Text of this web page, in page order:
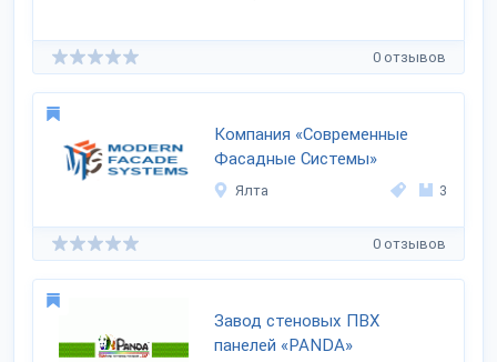
0 отзывов
Компания «Современные
Фасадные Системы»
Ялта 3
0 отзывов
Завод стеновых ПВХ
панелей «PANDA»